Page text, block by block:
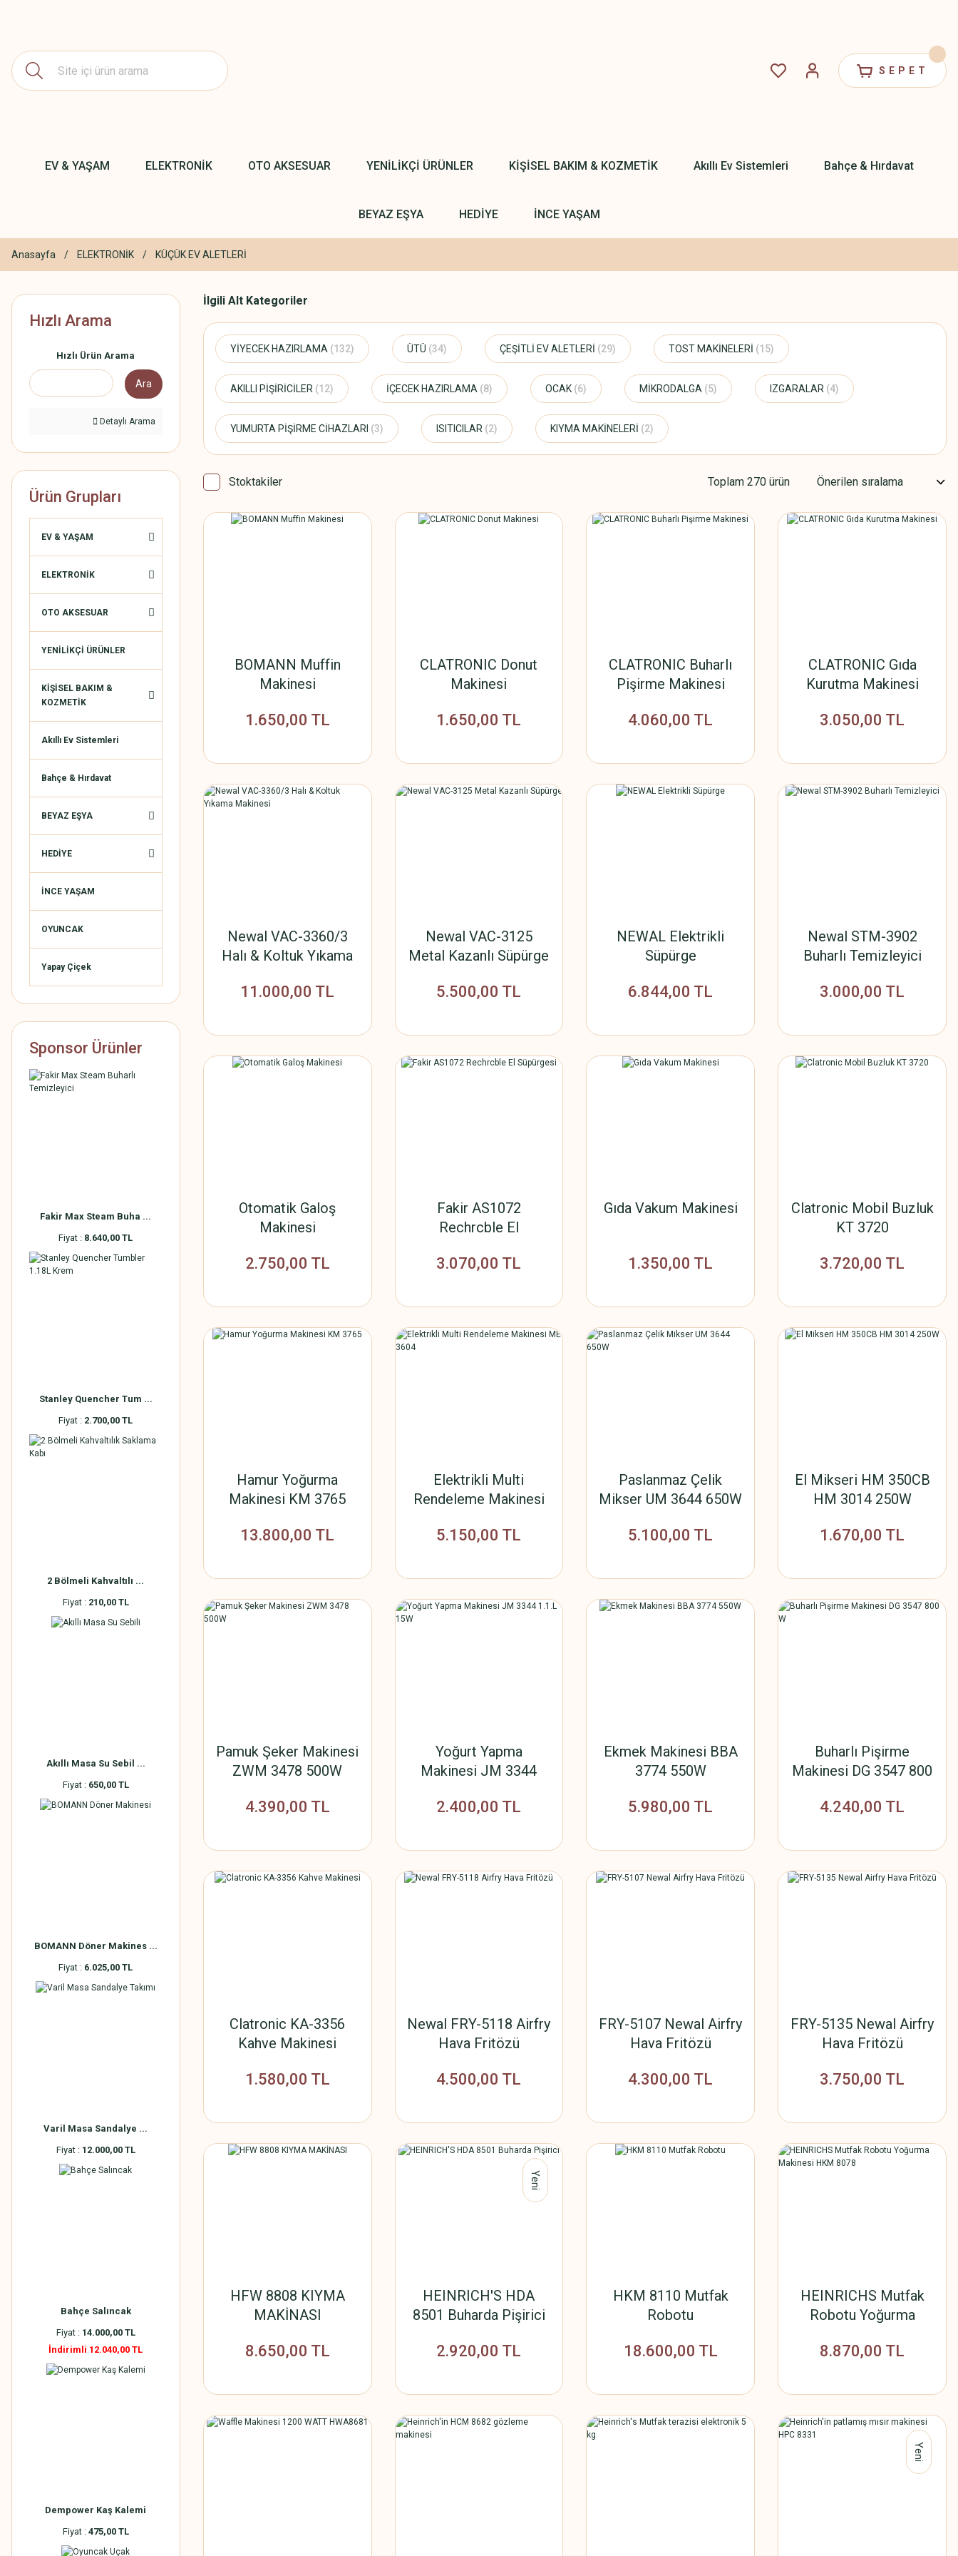
SEPET
EV & YAŞAM ELEKTRONİK OTO AKSESUAR YENİLİKÇİ ÜRÜNLER KİŞİSEL BAKIM & KOZMETİK Akıllı Ev Sistemleri Bahçe & Hırdavat
BEYAZ EŞYA HEDİYE İNCE YAŞAM
Anasayfa ELEKTRONİK KÜÇÜK EV ALETLERİ
Hızlı Arama
Hızlı Ürün Arama
Ara
Detaylı Arama
Ürün Grupları
EV & YAŞAM
ELEKTRONİK
OTO AKSESUAR
YENİLİKÇİ ÜRÜNLER
KİŞİSEL BAKIM &
KOZMETİK
Akıllı Ev Sistemleri
Bahçe & Hırdavat
BEYAZ EŞYA
HEDİYE
İNCE YAŞAM
OYUNCAK
Yapay Çiçek
Sponsor Ürünler
Fakir Max Steam Buha ...
Fiyat : 8.640,00 TL
Stanley Quencher Tum ...
Fiyat : 2.700,00 TL
2 Bölmeli Kahvaltılı ...
Fiyat : 210,00 TL
Akıllı Masa Su Sebil ...
Fiyat : 650,00 TL
BOMANN Döner Makines ...
Fiyat : 6.025,00 TL
Varil Masa Sandalye ...
Fiyat : 12.000,00 TL
Bahçe Salıncak
Fiyat : 14.000,00 TL
İndirimli 12.040,00 TL
Dempower Kaş Kalemi
Fiyat : 475,00 TL
İlgili Alt Kategoriler
YİYECEK HAZIRLAMA (132) ÜTÜ (34) ÇEŞİTLİ EV ALETLERİ (29) TOST MAKİNELERİ (15)
AKILLI PİŞİRİCİLER (12) İÇECEK HAZIRLAMA (8) OCAK (6) MİKRODALGA (5) IZGARALAR (4)
YUMURTA PİŞİRME CİHAZLARI (3) ISITICILAR (2) KIYMA MAKİNELERİ (2)
Stoktakiler Toplam 270 ürün
BOMANN Muffin
Makinesi
1.650,00 TL
CLATRONIC Donut
Makinesi
1.650,00 TL
CLATRONIC Buharlı
Pişirme Makinesi
4.060,00 TL
CLATRONIC Gıda
Kurutma Makinesi
3.050,00 TL
Newal VAC-3360/3
Halı & Koltuk Yıkama
11.000,00 TL
Newal VAC-3125
Metal Kazanlı Süpürge
5.500,00 TL
NEWAL Elektrikli
Süpürge
6.844,00 TL
Newal STM-3902
Buharlı Temizleyici
3.000,00 TL
Otomatik Galoş
Makinesi
2.750,00 TL
Fakir AS1072
Rechrcble El
3.070,00 TL
Gıda Vakum Makinesi
1.350,00 TL
Clatronic Mobil Buzluk
KT 3720
3.720,00 TL
Hamur Yoğurma
Makinesi KM 3765
13.800,00 TL
Elektrikli Multi
Rendeleme Makinesi
5.150,00 TL
Paslanmaz Çelik
Mikser UM 3644 650W
5.100,00 TL
El Mikseri HM 350CB
HM 3014 250W
1.670,00 TL
Pamuk Şeker Makinesi
ZWM 3478 500W
4.390,00 TL
Yoğurt Yapma
Makinesi JM 3344
2.400,00 TL
Ekmek Makinesi BBA
3774 550W
5.980,00 TL
Buharlı Pişirme
Makinesi DG 3547 800
4.240,00 TL
Clatronic KA-3356
Kahve Makinesi
1.580,00 TL
Newal FRY-5118 Airfry
Hava Fritözü
4.500,00 TL
FRY-5107 Newal Airfry
Hava Fritözü
4.300,00 TL
FRY-5135 Newal Airfry
Hava Fritözü
3.750,00 TL
HFW 8808 KIYMA
MAKİNASI
8.650,00 TL
Yeni
HEINRICH'S HDA
8501 Buharda Pişirici
2.920,00 TL
HKM 8110 Mutfak
Robotu
18.600,00 TL
HEINRICHS Mutfak
Robotu Yoğurma
8.870,00 TL
Yeni